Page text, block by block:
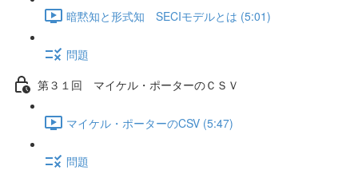
暗黙知と形式知 SECIモデルとは (5:01)
問題
第３１回 マイケル・ポーターのＣＳＶ
マイケル・ポーターのCSV (5:47)
問題